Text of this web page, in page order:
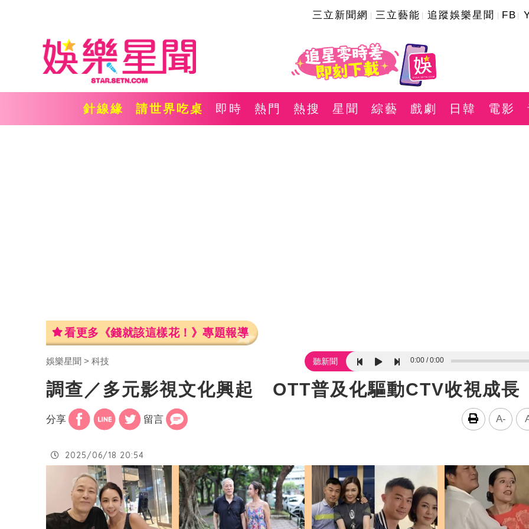
三立新聞網 三立藝能 追蹤娛樂星聞 FB
針線緣 請世界吃桌 即時 熱門 熱搜 星聞 綜藝 戲劇 日韓 電影
看更多《錢就該這樣花！》專題報導
娛樂星聞 科技 聽新聞 0:00 0:00
調查／多元影視文化興起 OTT普及化驅動CTV收視成長
分享 留言 A-
2025/06/18 20:54